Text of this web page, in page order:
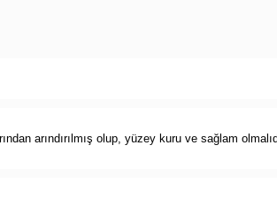
arındırılmış olup, yüzey kuru ve sağlam